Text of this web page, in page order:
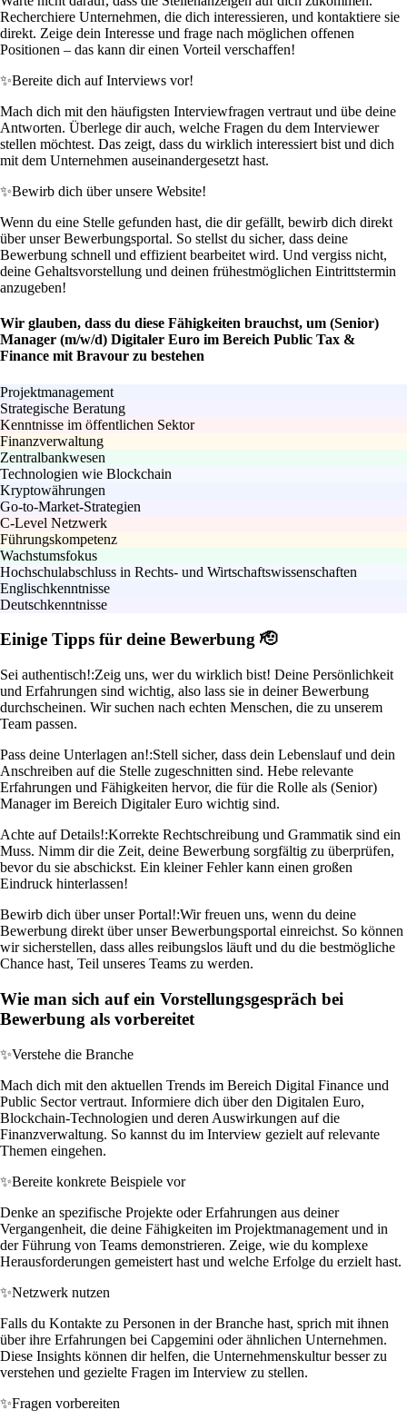
Recherchiere Unternehmen, die dich interessieren, und kontaktiere sie
direkt. Zeige dein Interesse und frage nach möglichen offenen
Positionen – das kann dir einen Vorteil verschaffen!
✨Bereite dich auf Interviews vor!
Mach dich mit den häufigsten Interviewfragen vertraut und übe deine
Antworten. Überlege dir auch, welche Fragen du dem Interviewer
stellen möchtest. Das zeigt, dass du wirklich interessiert bist und dich
mit dem Unternehmen auseinandergesetzt hast.
✨Bewirb dich über unsere Website!
Wenn du eine Stelle gefunden hast, die dir gefällt, bewirb dich direkt
über unser Bewerbungsportal. So stellst du sicher, dass deine
Bewerbung schnell und effizient bearbeitet wird. Und vergiss nicht,
deine Gehaltsvorstellung und deinen frühestmöglichen Eintrittstermin
anzugeben!
Wir glauben, dass du diese Fähigkeiten brauchst, um (Senior)
Manager (m/w/d) Digitaler Euro im Bereich Public Tax &
Finance mit Bravour zu bestehen
Projektmanagement
Strategische Beratung
Kenntnisse im öffentlichen Sektor
Finanzverwaltung
Zentralbankwesen
Technologien wie Blockchain
Kryptowährungen
Go-to-Market-Strategien
C-Level Netzwerk
Führungskompetenz
Wachstumsfokus
Hochschulabschluss in Rechts- und Wirtschaftswissenschaften
Englischkenntnisse
Deutschkenntnisse
Einige Tipps für deine Bewerbung 🫡
Sei authentisch!:Zeig uns, wer du wirklich bist! Deine Persönlichkeit
und Erfahrungen sind wichtig, also lass sie in deiner Bewerbung
durchscheinen. Wir suchen nach echten Menschen, die zu unserem
Team passen.
Pass deine Unterlagen an!:Stell sicher, dass dein Lebenslauf und dein
Anschreiben auf die Stelle zugeschnitten sind. Hebe relevante
Erfahrungen und Fähigkeiten hervor, die für die Rolle als (Senior)
Manager im Bereich Digitaler Euro wichtig sind.
Achte auf Details!:Korrekte Rechtschreibung und Grammatik sind ein
Muss. Nimm dir die Zeit, deine Bewerbung sorgfältig zu überprüfen,
bevor du sie abschickst. Ein kleiner Fehler kann einen großen
Eindruck hinterlassen!
Bewirb dich über unser Portal!:Wir freuen uns, wenn du deine
Bewerbung direkt über unser Bewerbungsportal einreichst. So können
wir sicherstellen, dass alles reibungslos läuft und du die bestmögliche
Chance hast, Teil unseres Teams zu werden.
Wie man sich auf ein Vorstellungsgespräch bei
Bewerbung als vorbereitet
✨Verstehe die Branche
Mach dich mit den aktuellen Trends im Bereich Digital Finance und
Public Sector vertraut. Informiere dich über den Digitalen Euro,
Blockchain-Technologien und deren Auswirkungen auf die
Finanzverwaltung. So kannst du im Interview gezielt auf relevante
Themen eingehen.
✨Bereite konkrete Beispiele vor
Denke an spezifische Projekte oder Erfahrungen aus deiner
Vergangenheit, die deine Fähigkeiten im Projektmanagement und in
der Führung von Teams demonstrieren. Zeige, wie du komplexe
Herausforderungen gemeistert hast und welche Erfolge du erzielt hast.
✨Netzwerk nutzen
Falls du Kontakte zu Personen in der Branche hast, sprich mit ihnen
über ihre Erfahrungen bei Capgemini oder ähnlichen Unternehmen.
Diese Insights können dir helfen, die Unternehmenskultur besser zu
verstehen und gezielte Fragen im Interview zu stellen.
✨Fragen vorbereiten